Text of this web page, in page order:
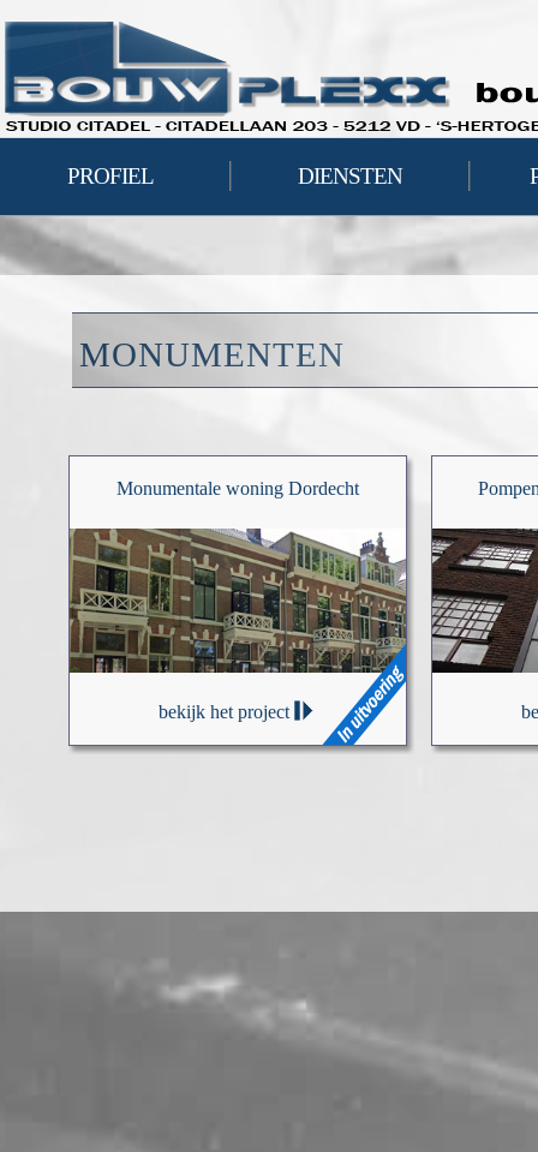
PROFIEL | DIENSTEN |
MONUMENTEN
Monumentale woning Dordecht
bekijk het project